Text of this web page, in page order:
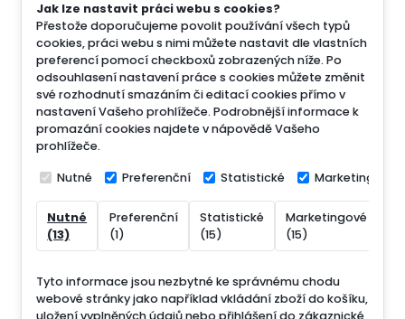
Jak lze nastavit práci webu s cookies?
Přestože doporučujeme povolit používání všech typů
cookies, práci webu s nimi můžete nastavit dle vlastních
preferencí pomocí checkboxů zobrazených níže. Po
odsouhlasení nastavení práce s cookies můžete změnit
své rozhodnutí smazáním či editací cookies přímo v
nastavení Vašeho prohlížeče. Podrobnější informace k
promazání cookies najdete v nápovědě Vašeho
prohlížeče.
Nutné Preferenční Statistické Marketingové
Nutné
(13)
Preferenční
(1)
Statistické
(15)
Marketingové
(15)
Tyto informace jsou nezbytné ke správnému chodu
webové stránky jako například vkládání zboží do košíku,
uložení vyplněných údajů nebo přihlášení do zákaznické